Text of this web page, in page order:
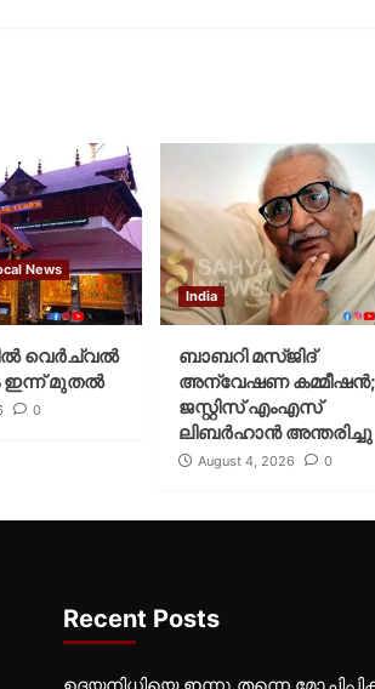
News
വെര്‍ച്വല്‍
ഇന്ന് മുതല്‍
0
India
ബാബറി മസ്ജിദ്
അന്വേഷണ കമ്മീഷന്‍;
ജസ്റ്റിസ് എംഎസ്
ലിബര്‍ഹാന്‍ അന്തരിച്ചു
August 4, 2026 0
Recent Posts